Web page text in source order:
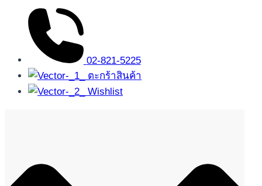
02-821-5225
ตะกร้าสินค้า
Wishlist